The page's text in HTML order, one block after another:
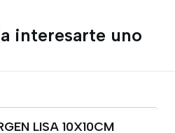
interesarte uno
LISA 10X10CM